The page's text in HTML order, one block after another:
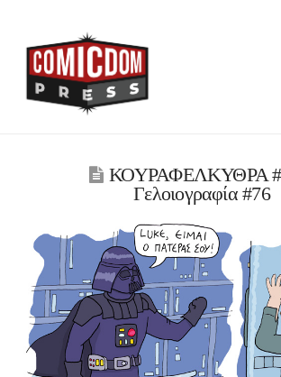
ΚΟΥΡΑΦΕΛΚΥΘΡΑ
Γελοιογραφία #76